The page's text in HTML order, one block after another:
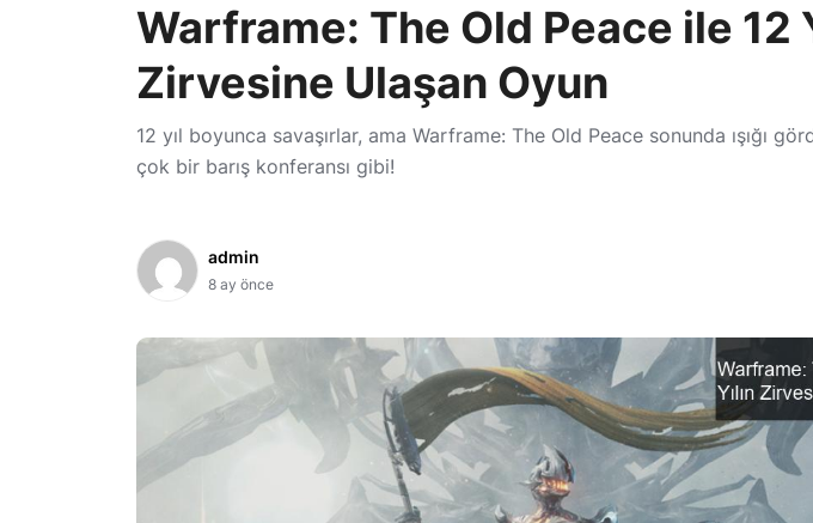
Warframe: The Old Peace ile 12
Zirvesine Ulaşan Oyun
12 yıl boyunca savaşırlar, ama Warframe: The Old Peace sonunda ışığı
çok bir barış konferansı gibi!
admin
8 ay önce